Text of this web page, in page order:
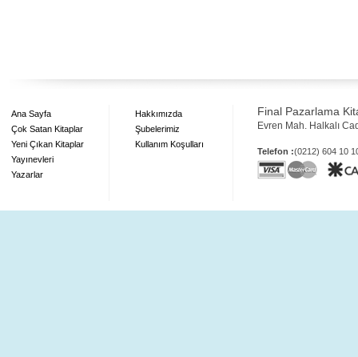
Ana Sayfa
Çok Satan Kitaplar
Yeni Çıkan Kitaplar
Yayınevleri
Yazarlar
Hakkımızda
Şubelerimiz
Kullanım Koşulları
Final Pazarlama
Evren Mah. Halkalı
Telefon :(0212) 604 10